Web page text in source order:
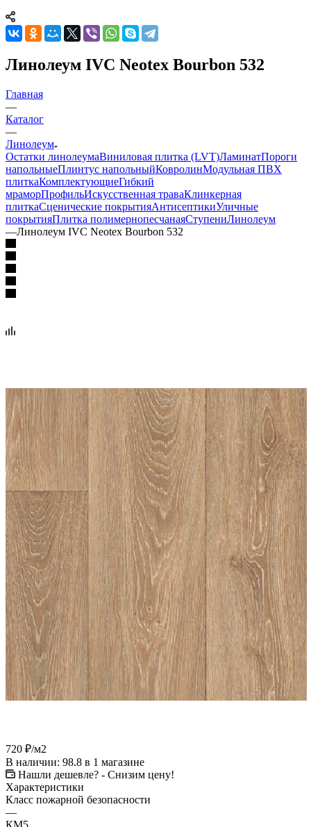
Линолеум IVC Neotex Bourbon 532
Главная
—
Каталог
—
Линолеум
Остатки линолеумаВиниловая плитка (LVT)ЛаминатПороги
напольныеПлинтус напольныйКовролинМодульная ПВХ
плиткаКомплектующиеГибкий
мраморПрофильИскусственная траваКлинкерная
плиткаСценические покрытияАнтисептикиУличные
покрытияПлитка полимернопесчанаяСтупениЛинолеум
—Линолеум IVC Neotex Bourbon 532
720 ₽/м2
В наличии: 98.8 в 1 магазине
Нашли дешевле? - Снизим цену!
Характеристики
Класс пожарной безопасности
—
КМ5